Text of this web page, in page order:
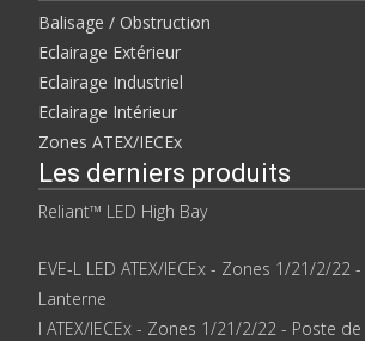
Balisage / Obstruction
Eclairage Extérieur
Eclairage Industriel
Eclairage Intérieur
Zones ATEX/IECEx
Les derniers produits
Reliant™ LED High Bay
EVE-L LED ATEX/IECEx - Zones 1/21/2/22 -
Lanterne
I ATEX/IECEx - Zones 1/21/2/22 - Poste de